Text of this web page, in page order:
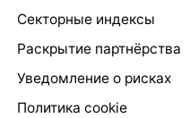
Секторные индексы
Раскрытие партнёрства
Уведомление о рисках
Политика cookie